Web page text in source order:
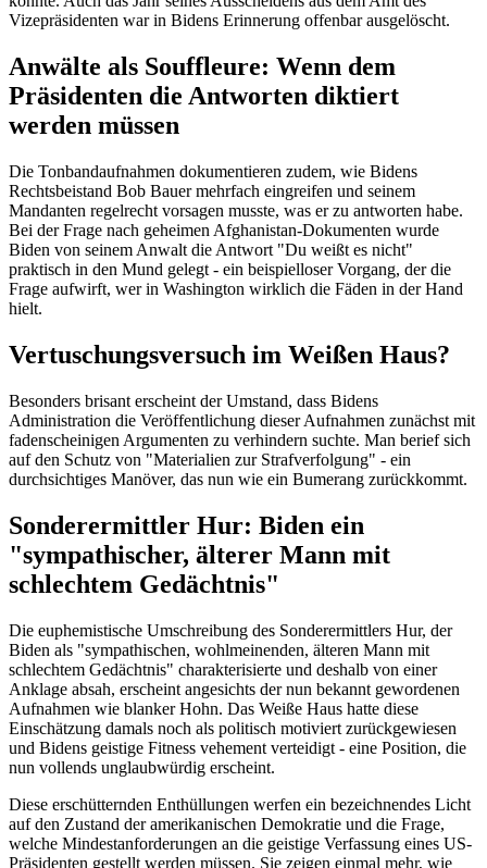
Vizepräsidenten war in Bidens Erinnerung offenbar ausgelöscht.
Anwälte als Souffleure: Wenn dem
Präsidenten die Antworten diktiert
werden müssen
Die Tonbandaufnahmen dokumentieren zudem, wie Bidens
Rechtsbeistand Bob Bauer mehrfach eingreifen und seinem
Mandanten regelrecht vorsagen musste, was er zu antworten habe.
Bei der Frage nach geheimen Afghanistan-Dokumenten wurde
Biden von seinem Anwalt die Antwort "Du weißt es nicht"
praktisch in den Mund gelegt - ein beispielloser Vorgang, der die
Frage aufwirft, wer in Washington wirklich die Fäden in der Hand
hielt.
Vertuschungsversuch im Weißen Haus?
Besonders brisant erscheint der Umstand, dass Bidens
Administration die Veröffentlichung dieser Aufnahmen zunächst mit
fadenscheinigen Argumenten zu verhindern suchte. Man berief sich
auf den Schutz von "Materialien zur Strafverfolgung" - ein
durchsichtiges Manöver, das nun wie ein Bumerang zurückkommt.
Sonderermittler Hur: Biden ein
"sympathischer, älterer Mann mit
schlechtem Gedächtnis"
Die euphemistische Umschreibung des Sonderermittlers Hur, der
Biden als "sympathischen, wohlmeinenden, älteren Mann mit
schlechtem Gedächtnis" charakterisierte und deshalb von einer
Anklage absah, erscheint angesichts der nun bekannt gewordenen
Aufnahmen wie blanker Hohn. Das Weiße Haus hatte diese
Einschätzung damals noch als politisch motiviert zurückgewiesen
und Bidens geistige Fitness vehement verteidigt - eine Position, die
nun vollends unglaubwürdig erscheint.
Diese erschütternden Enthüllungen werfen ein bezeichnendes Licht
auf den Zustand der amerikanischen Demokratie und die Frage,
welche Mindestanforderungen an die geistige Verfassung eines US-
Präsidenten gestellt werden müssen. Sie zeigen einmal mehr, wie